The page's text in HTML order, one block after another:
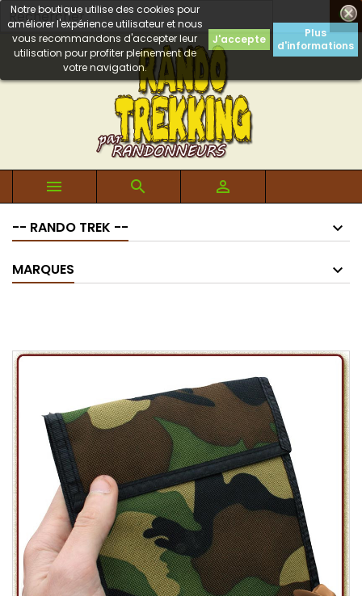

Notre boutique utilise des cookies pour
améliorer l'expérience utilisateur et nous
vous recommandons d'accepter leur
utilisation pour profiter pleinement de
votre navigation.
J'accepte
Plus
d'informations
  
-- RANDO TREK --
MARQUES